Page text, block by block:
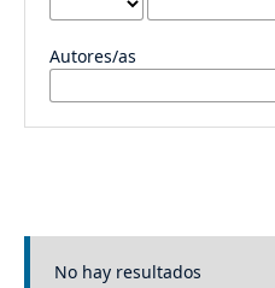
Autores/as
No hay resultados